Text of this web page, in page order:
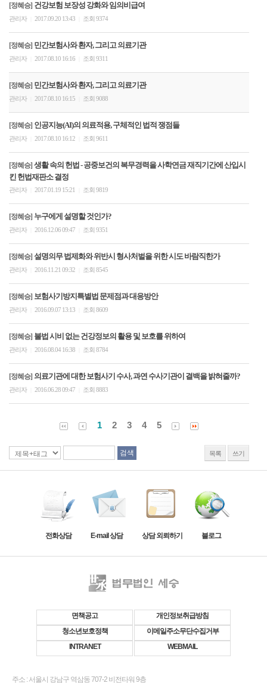
[정혜승] 건강보험 보장성 강화와 임의비급여
관리자 2017.09.20 13:43 조회 9374
[정혜승] 민간보험사와 환자, 그리고 의료기관
관리자 2017.08.10 16:16 조회 9311
[정혜승] 민간보험사와 환자, 그리고 의료기관
관리자 2017.08.10 16:15 조회 9088
[정혜승] 인공지능(AI)의 의료적용, 구체적인 법적 쟁점들
관리자 2017.08.10 16:12 조회 9611
[정혜승] 생활 속의 헌법 - 공중보건의 복무경력을 사학연금 재직기간에 산입시
킨 헌법재판소 결정
관리자 2017.01.19 15:21 조회 9819
[정혜승] 누구에게 설명할 것인가?
관리자 2016.12.06 09:47 조회 9351
[정혜승] 설명의무 법제화와 위반시 형사처벌을 위한 시도 바람직한가
관리자 2016.11.21 09:32 조회 8545
[정혜승] 보험사기방지특별법 문제점과 대응방안
관리자 2016.09.07 13:13 조회 8609
[정혜승] 불법 시비 없는 건강정보의 활용 및 보호를 위하여
관리자 2016.08.04 16:38 조회 8784
[정혜승] 의료기관에 대한 보험사기 수사, 과연 수사기관이 결백을 밝혀줄까?
관리자 2016.06.28 09:47 조회 8883
1 2 3 4 5
목록 쓰기
전화상담 E-mail 상담 상담 외뢰하기 블로그
면책공고
개인정보취급방침
청소년보호정책
이메일주소무단수집거부
INTRANET
WEBMAIL
주소 : 서울시 강남구 역삼동 707-2 비전타워 9층